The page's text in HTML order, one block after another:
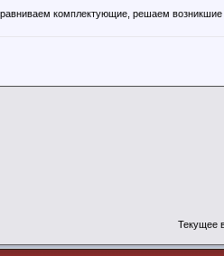
комплектующие, решаем
Текущее